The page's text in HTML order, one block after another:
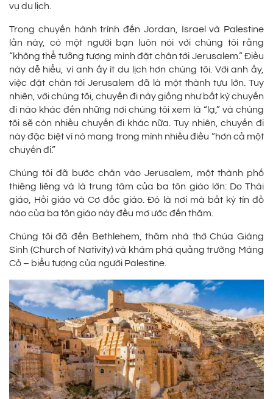
vụ du lịch.
Trong chuyến hành trình đến Jordan, Israel và Palestine
lần này, có một người bạn luôn nói với chúng tôi rằng
“không thể tưởng tượng mình đặt chân tới Jerusalem.” Điều
này dễ hiểu, vì anh ấy ít du lịch hơn chúng tôi. Với anh ấy,
việc đặt chân tới Jerusalem đã là một thành tựu lớn. Tuy
nhiên, với chúng tôi, chuyến đi này giống như bất kỳ chuyến
đi nào khác đến những nơi chúng tôi xem là “lạ,” và chúng
tôi sẽ còn nhiều chuyến đi khác nữa. Tuy nhiên, chuyến đi
này đặc biệt vì nó mang trong mình nhiều điều “hơn cả một
chuyến đi.”
Chúng tôi đã bước chân vào Jerusalem, một thành phố
thiêng liêng và là trung tâm của ba tôn giáo lớn: Do Thái
giáo, Hồi giáo và Cơ đốc giáo. Đó là nơi mà bất kỳ tín đồ
nào của ba tôn giáo này đều mơ ước đến thăm.
Chúng tôi đã đến Bethlehem, thăm nhà thờ Chúa Giáng
Sinh (Church of Nativity) và khám phá quảng trường Máng
Cỏ – biểu tượng của người Palestine.